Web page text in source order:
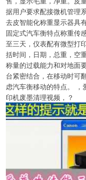
据用户要求配接微机管理
去皮智能化称重显示器具
固定式汽车衡特点称重传
至三天，仪表配有微型打
括时间，日期，总重，空
称量的过载能力和对地面
台紧密结合，在移动时可
虑汽车衡移动的特点。
印机废墨清理视频，？